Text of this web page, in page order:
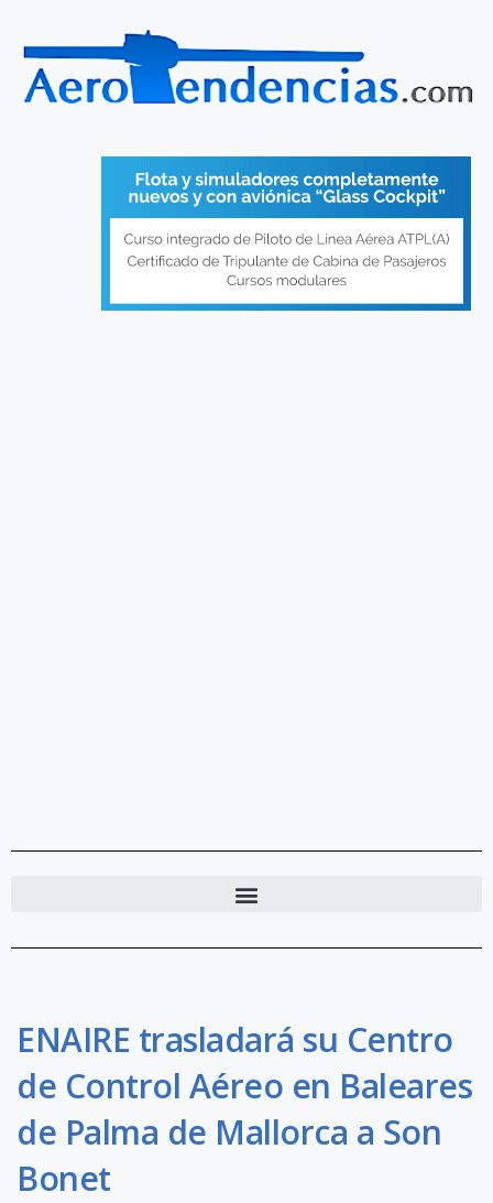
ENAIRE trasladará su Centro
de Control Aéreo en Baleares
de Palma de Mallorca a Son
Bonet